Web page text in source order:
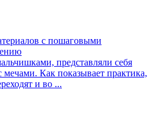
с пошаговыми
представляли себя
Как показывает практика,
и во ...